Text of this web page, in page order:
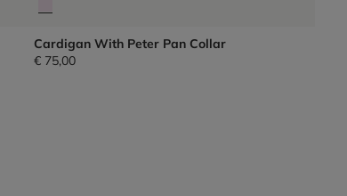
Cardigan With Peter Pan Collar
€ 75,00